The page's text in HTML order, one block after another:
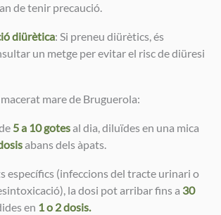
de tenir precaució.
diürètica: Si preneu diürètics, és
un metge per evitar el risc de diüresi
mare de Bruguerola:
5 a 10 gotesal dia, diluïdes en una mica
abans dels àpats.
específics (infeccions del tracte urinari o
la dosi pot arribar fins a 30
en 1 o 2 dosis.